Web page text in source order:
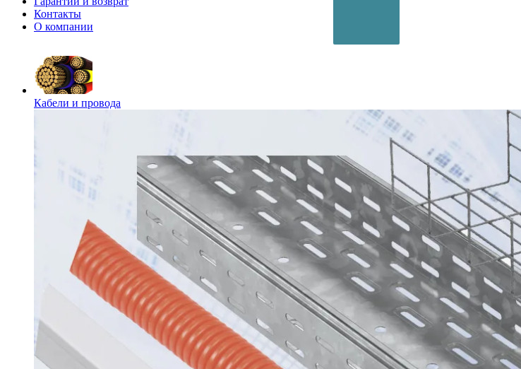
Контакты
О компании
Кабели и провода